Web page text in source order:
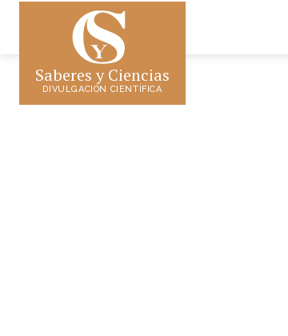
Saberes y Ciencias
DIVULGACIÓN CIENTÍFICA